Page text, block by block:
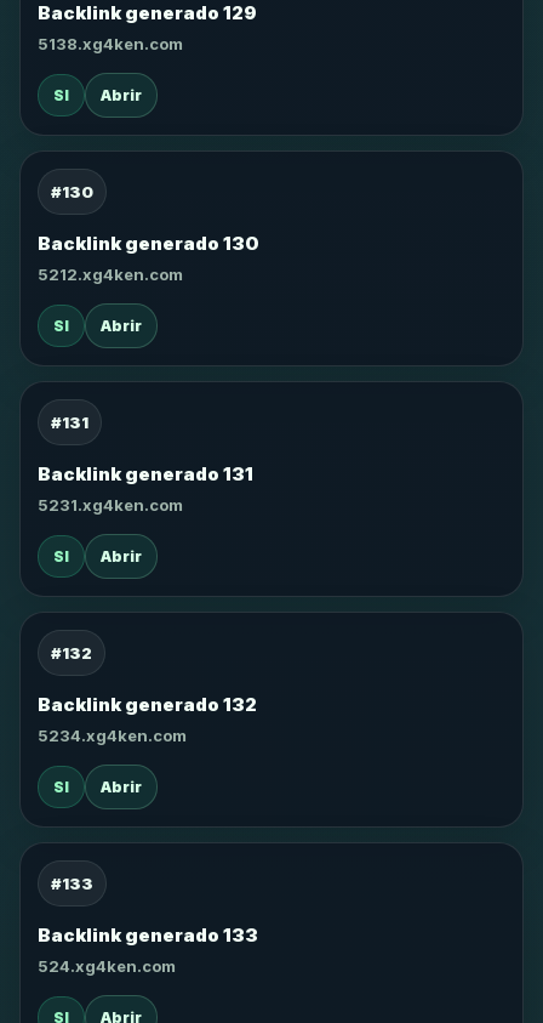
Backlink generado 129
5138.xg4ken.com
SI Abrir
#130
Backlink generado 130
5212.xg4ken.com
SI Abrir
#131
Backlink generado 131
5231.xg4ken.com
SI Abrir
#132
Backlink generado 132
5234.xg4ken.com
SI Abrir
#133
Backlink generado 133
524.xg4ken.com
SI Abrir